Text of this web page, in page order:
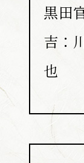
黒田
吉：
也